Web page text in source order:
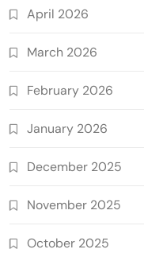
April 2026
March 2026
February 2026
January 2026
December 2025
November 2025
October 2025